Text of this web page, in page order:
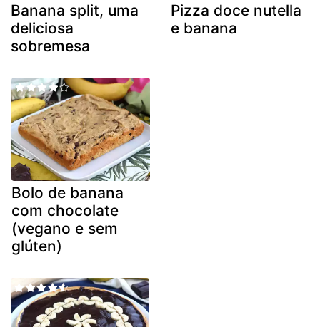
Banana split, uma
deliciosa
sobremesa
Pizza doce nutella
e banana
Bolo de banana
com chocolate
(vegano e sem
glúten)